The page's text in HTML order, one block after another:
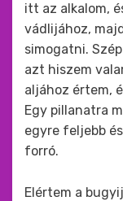
itt az alkalom,
vádlijához,
simogatni.
azt hiszem
aljához értem,
Egy pillanatra
egyre feljebb
forró.
Elértem a